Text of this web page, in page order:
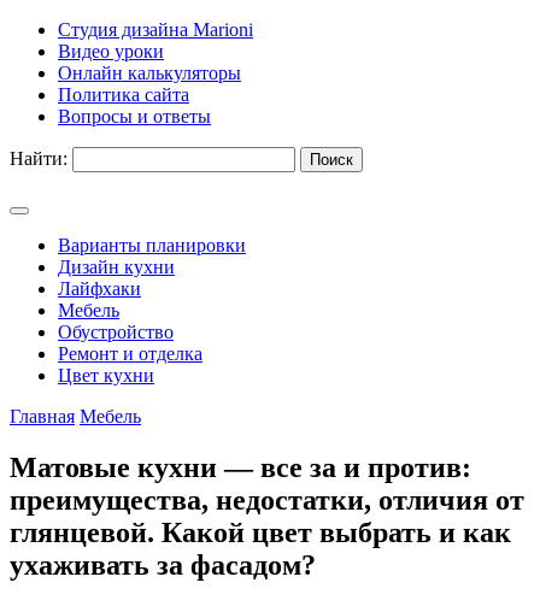
Студия дизайна Marioni
Видео уроки
Онлайн калькуляторы
Политика сайта
Вопросы и ответы
Найти:
Варианты планировки
Дизайн кухни
Лайфхаки
Мебель
Обустройство
Ремонт и отделка
Цвет кухни
Главная Мебель
Матовые кухни — все за и против:
преимущества, недостатки, отличия от
глянцевой. Какой цвет выбрать и как
ухаживать за фасадом?